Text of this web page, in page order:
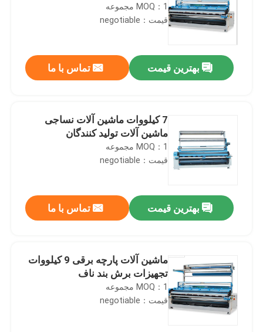
MOQ：1 مجموعه
قیمت：negotiable
بهترین قیمت تماس با ما
7 کیلووات ماشین آلات نساجی
ماشین آلات تولید کنندگان
MOQ：1 مجموعه
قیمت：negotiable
بهترین قیمت تماس با ما
ماشین آلات پارچه برقی 9 کیلووات
تجهیزات برش بند ناف
MOQ：1 مجموعه
قیمت：negotiable